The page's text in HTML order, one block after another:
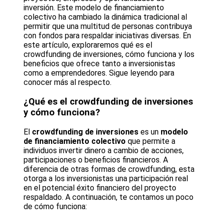
inversión. Este modelo de financiamiento
colectivo ha cambiado la dinámica tradicional al
permitir que una multitud de personas contribuya
con fondos para respaldar iniciativas diversas. En
este artículo, exploraremos qué es el
crowdfunding de inversiones, cómo funciona y los
beneficios que ofrece tanto a inversionistas
como a emprendedores. Sigue leyendo para
conocer más al respecto.
¿Qué es el crowdfunding de inversiones
y cómo funciona?
El crowdfunding de inversiones es un modelo
de financiamiento colectivo que permite a
individuos invertir dinero a cambio de acciones,
participaciones o beneficios financieros. A
diferencia de otras formas de crowdfunding, esta
otorga a los inversionistas una participación real
en el potencial éxito financiero del proyecto
respaldado. A continuación, te contamos un poco
de cómo funciona: